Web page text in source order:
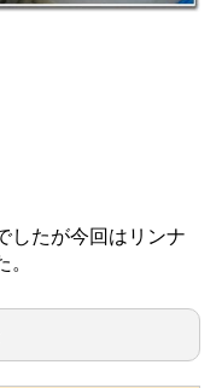
したが今回はリンナ